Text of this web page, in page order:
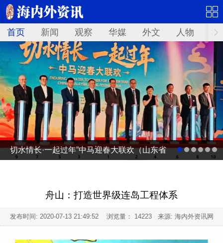
首页 新闻 观察 华媒 外文 人物 华
切水情长·一起过年”中马迎春大联欢（山东省
舟山：打造世界级连岛工程体系
发布时间: 2020-07-13 21:49:52浏览量： 14223 来源: 海内外资讯网